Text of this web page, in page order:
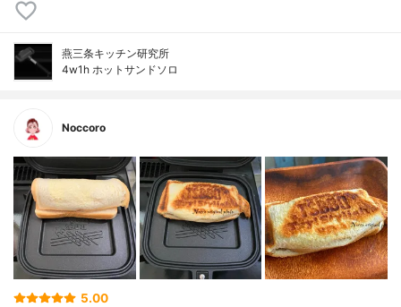
燕三条キッチン研究所
4w1h ホットサンドソロ
Noccoro
5.00